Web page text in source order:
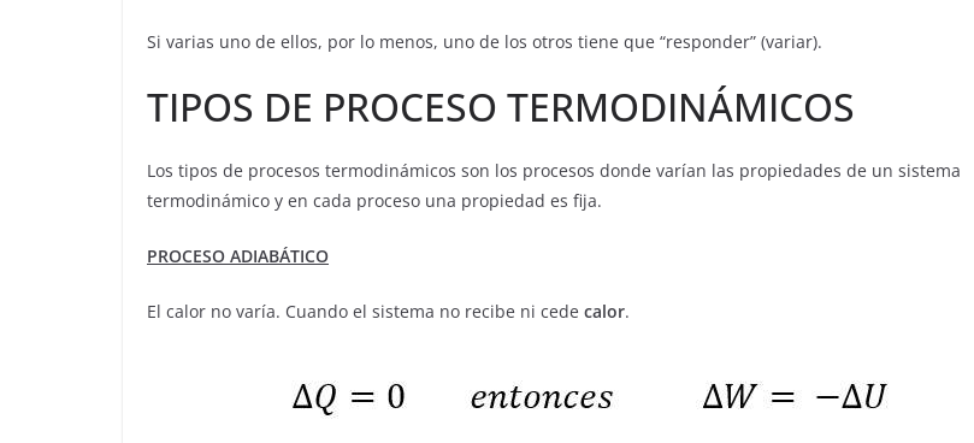
Si varias uno de ellos, por lo menos, uno de los otros tiene que “responder” (variar).
TIPOS DE PROCESO TERMODINÁMICOS
Los tipos de procesos termodinámicos son los procesos donde varían las propiedades de un sistema
termodinámico y en cada proceso una propiedad es fija.
PROCESO ADIABÁTICO
El calor no varía. Cuando el sistema no recibe ni cede calor.